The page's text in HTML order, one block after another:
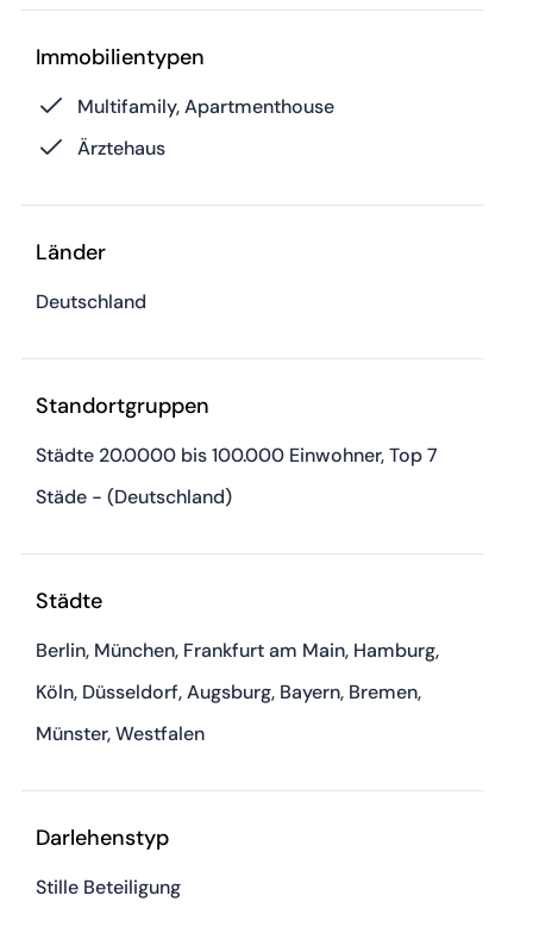
Immobilientypen
Multifamily, Apartmenthouse
Ärztehaus
Länder
Deutschland
Standortgruppen
Städte 20.0000 bis 100.000 Einwohner, Top 7
Städe - (Deutschland)
Städte
Berlin, München, Frankfurt am Main, Hamburg,
Köln, Düsseldorf, Augsburg, Bayern, Bremen,
Münster, Westfalen
Darlehenstyp
Stille Beteiligung